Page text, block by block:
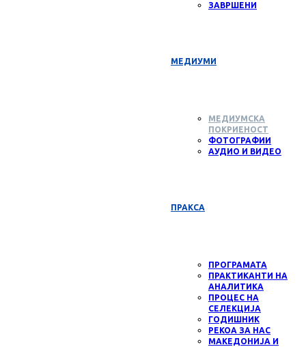
ЗАВРШЕНИ
МЕДИУМИ
МЕДИУМСКА
ПОКРИЕНОСТ
ФОТОГРАФИИ
АУДИО И ВИДЕО
ПРАКСА
ПРОГРАМАТА
ПРАКТИКАНТИ НА
АНАЛИТИКА
ПРОЦЕС НА
СЕЛЕКЦИЈА
ГОДИШНИК
РЕКОА ЗА НАС
МАКЕДОНИЈА И